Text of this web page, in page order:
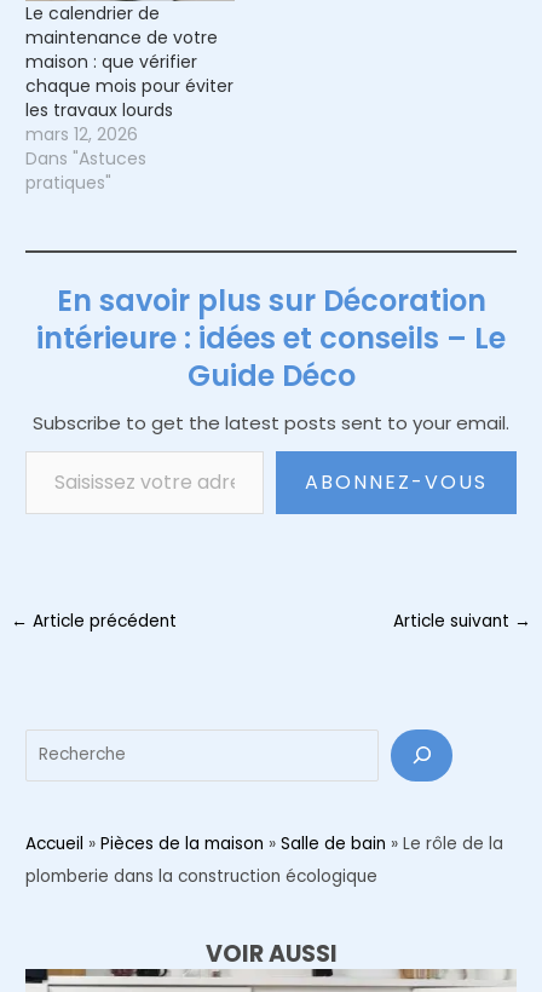
Le calendrier de
maintenance de votre
maison : que vérifier
chaque mois pour éviter
les travaux lourds
mars 12, 2026
Dans "Astuces
pratiques"
En savoir plus sur Décoration
intérieure : idées et conseils – Le
Guide Déco
Subscribe to get the latest posts sent to your email.
Saisissez votre adresse e-mail…
ABONNEZ-VOUS
Navigation
← Article précédent Article suivant →
Accueil » Pièces de la maison » Salle de bain » Le rôle de la
plomberie dans la construction écologique
VOIR AUSSI